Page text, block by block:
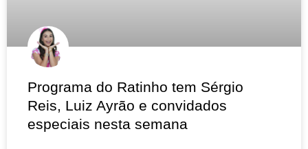
Programa do Ratinho tem Sérgio
Reis, Luiz Ayrão e convidados
especiais nesta semana